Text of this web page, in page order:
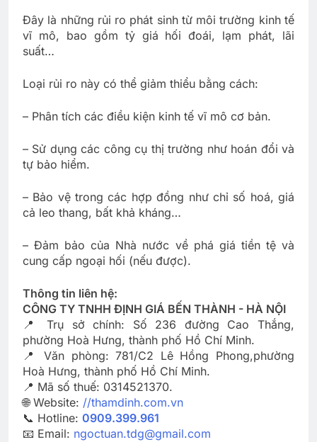
Đây là những rủi ro phát sinh từ môi trường kinh tế
vĩ mô, bao gồm tỷ giá hối đoái, lạm phát, lãi
suất…
Loại rủi ro này có thể giảm thiểu bằng cách:
– Phân tích các điều kiện kinh tế vĩ mô cơ bản.
– Sử dụng các công cụ thị trường như hoán đổi và
tự bảo hiểm.
– Bảo vệ trong các hợp đồng như chỉ số hoá, giá
cả leo thang, bất khả kháng…
– Đảm bảo của Nhà nước về phá giá tiền tệ và
cung cấp ngoại hối (nếu được).
Thông tin liên hệ:
CÔNG TY TNHH ĐỊNH GIÁ BẾN THÀNH - HÀ NỘI
📍 Trụ sở chính: Số 236 đường Cao Thắng,
phường Hoà Hưng, thành phố Hồ Chí Minh.
📍 Văn phòng: 781/C2 Lê Hồng Phong,phường
Hoà Hưng, thành phố Hồ Chí Minh.
📍 Mã số thuế: 0314521370.
🌐 Website: //thamdinh.com.vn
📞 Hotline: 0909.399.961
📧 Email: ngoctuan.tdg@gmail.com